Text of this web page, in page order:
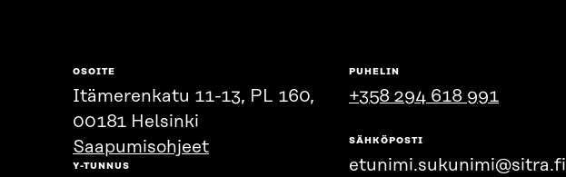
OSOITE
Itämerenkatu 11-13, PL 160,
00181 Helsinki
Saapumisohjeet
Y-TUNNUS
PUHELIN
+358 294 618 991
SÄHKÖPOSTI
etunimi.sukunimi@sitra.fi